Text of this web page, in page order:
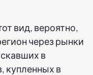
вид, вероятно,
через рынки
в
купленных в